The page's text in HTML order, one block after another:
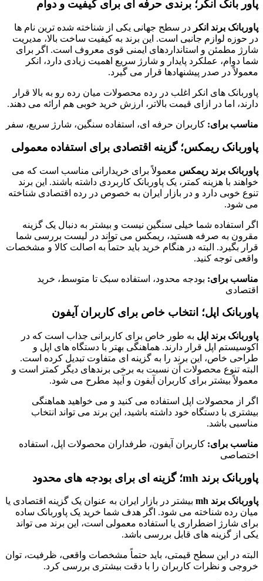
پاور بانک انکر؛ برندی حرفه ای برای کیفیت و دوام
پاوربانک برند انکر در سطح جهانی یکی از شناخته شده ترین نام ها
در حوزه لوازم جانبی است. این برند به کیفیت ساخت بالا، مدیریت
شارژ مطمئن و استانداردهای ایمنی قوی معروف است. اگر برای
شما دوام، عملکرد پایدار و شارژ سریع اهمیت زیادی دارد، انکر
معمولاً در صدر پیشنهادها قرار می گیرد.
پاوربانک های انکر اغلب در رده محصولات میان رده رو به بالا قرار
دارند، اما در ازای قیمت بالاتر، ارزش خرید خوبی هم ارائه می دهند.
مناسب برای: کاربران حرفه ای، استفاده سنگین، شارژ سریع، سفر
پاوربانک ریمکس؛ گزینه اقتصادی برای استفاده معمولی
پاوربانک برند ریمکس معمولاً برای خریدارانی مناسب است که می
خواهند با هزینه کمتر، یک پاوربانک کاربردی داشته باشند. این برند
تنوع خوبی دارد و در بازار ایران به خصوص در رده اقتصادی شناخته
می شود.
اگر استفاده شما خیلی سنگین نیست و بیشتر به دنبال یک گزینه
مقرون به صرفه هستید، ریمکس می تواند در لیست بررسی شما
قرار بگیرد. البته در هنگام خرید باید حتماً به اصالت کالا و مشخصات
واقعی توجه کنید.
مناسب برای: بودجه محدود، استفاده سبک تا متوسط، خرید
اقتصادی
پاوربانک اپل؛ انتخاب خاص برای کاربران آیفون
پاوربانک برند اپل به طور خاص برای کاربرانی جذاب است که در
اکوسیستم اپل قرار دارند. هماهنگی بهتر با دستگاه های اپل و
طراحی خاص، این برند را به گزینه ای متفاوت تبدیل کرده است.
البته تنوع محصولات آن نسبت به برخی برندهای دیگر کمتر است و
معمولاً بیشتر برای کاربران آیفون و آیپد مطرح می شود.
اگر از محصولات اپل استفاده می کنید و می خواهید هماهنگی
بیشتری با دستگاه خود داشته باشید، این برند می تواند انتخاب
مناسبی باشد.
مناسب برای: کاربران آیفون، طرفداران محصولات اپل، استفاده
اختصاصی
پاوربانک برند mh؛ گزینه ای برای بودجه های محدود
پاوربانک برند mh
بیشتر در بازار ایران به عنوان یک گزینه اقتصادی یا
میان رده شناخته می شود. اگر هدف شما خرید یک پاوربانک ساده
برای شارژ اضطراری یا استفاده معمولی است، این برند می تواند
یکی از گزینه های قابل بررسی باشد.
البته در این سطح قیمتی، باید حتماً مشخصات واقعی، ظرفیت، توان
خروجی و نظرات کاربران را با دقت بیشتری بررسی کرد.